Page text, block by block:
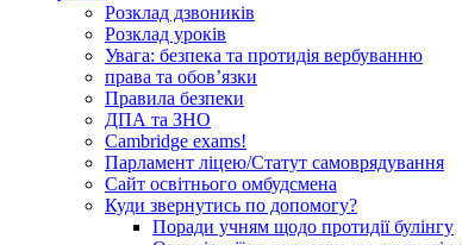
Розклад дзвоників
Розклад уроків
Увага: безпека та протидія вербуванню
права та обов’язки
Правила безпеки
ДПА та ЗНО
Cambridge exams!
Парламент ліцею/Статут самоврядування
Сайт освітнього омбудсмена
Куди звернутись по допомогу?
Поради учням щодо протидії булінгу